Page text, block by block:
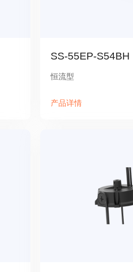
SS-55EP-S54BH
恒流型
产品详情